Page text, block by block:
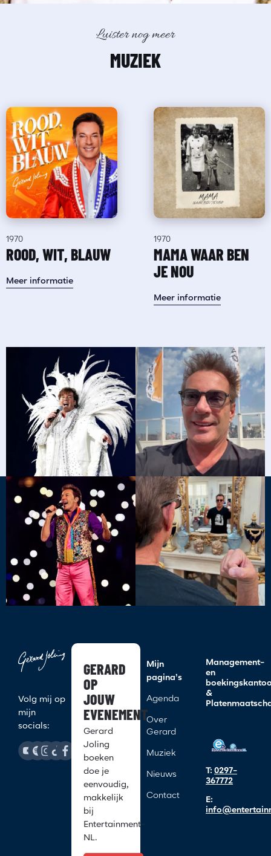
Luister nog meer
MUZIEK
1970
ROOD, WIT, BLAUW
Meer informatie
1970
MAMA WAAR BEN
JE NOU
Meer informatie
Volg mij op
mijn
socials:
Mijn
pagina’s
Agenda
Over
Gerard
Muziek
Nieuws
Contact
Management-
en
&
T: 0297-
367772
E:
GERARD
OP
JOUW
EVENEMENT
Gerard
Joling
boeken
doe je
eenvoudig,
makkelijk
bij
Entertainment-
NL.